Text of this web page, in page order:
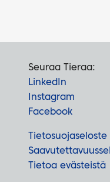
Seuraa Tieraa:
LinkedIn
Instagram
Facebook
Tietosuojaseloste
Tietoa evästeistä